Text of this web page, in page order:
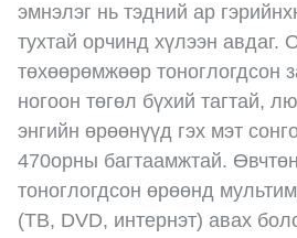
эмнэлэг нь тэдний ар
тухтай орчинд хүлээн авдаг.
төхөөрөмжөөр тоноглогдсон
ногоон төгөл бүхий тагтай,
энгийн өрөөнүүд гэх мэт
470орны багтаамжтай.
тоноглогдсон өрөөнд
(ТВ, DVD, интернэт) авах